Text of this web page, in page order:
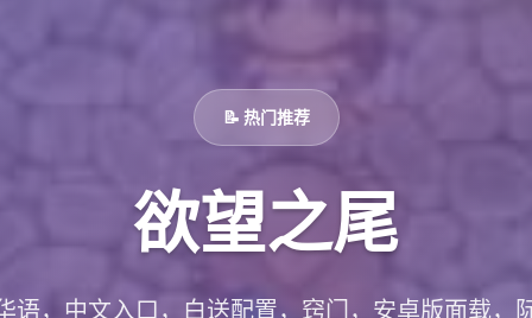
📝 热门推荐
欲望之尾
语，中文入口，白送配置，窍门，安卓版面载，